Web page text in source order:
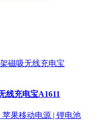
线充电宝A1611
果移动电源 | 锂电池